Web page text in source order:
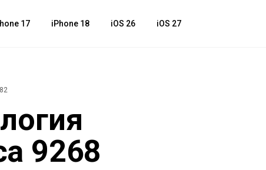
17 iPhone 18 iOS 26 iOS 27
9268